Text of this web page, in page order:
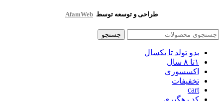
طراحی و توسعه توسط AfamWeb
جستجو
بدو تولد تا یکسال
۱تا ۸ سال
اکسسوری
تخفیفات
cart